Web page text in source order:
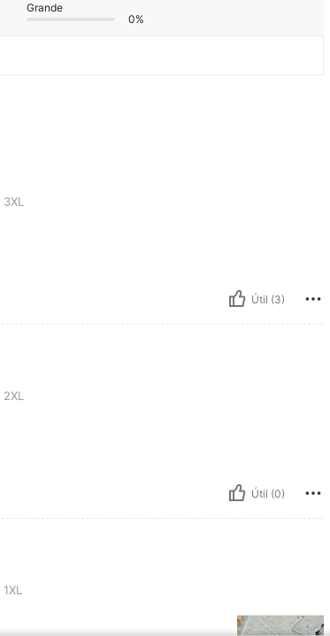
Grande
0%
3XL
Útil (3)
2XL
Útil (0)
1XL